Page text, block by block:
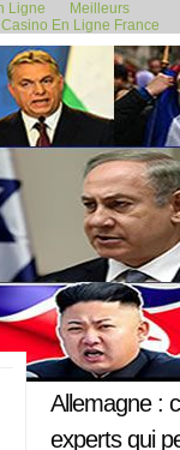
Ligne
Meilleurs
En Ligne France
29 août 2020
Allemagne :
experts qui